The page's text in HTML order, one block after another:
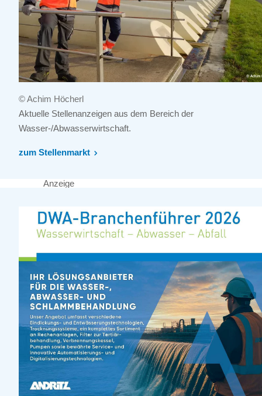
© Achim Höcherl
Aktuelle Stellenanzeigen aus dem Bereich der
Wasser-/Abwasserwirtschaft.
zum Stellenmarkt
Anzeige